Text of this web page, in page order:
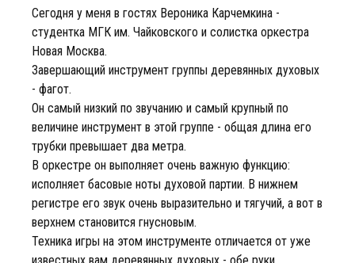
Сегодня у меня в гостях Вероника Карчемкина -
студентка МГК им. Чайковского и солистка оркестра
Новая Москва.
Завершающий инструмент группы деревянных духовых
- фагот.
Он самый низкий по звучанию и самый крупный по
величине инструмент в этой группе - общая длина его
трубки превышает два метра.
В оркестре он выполняет очень важную функцию:
исполняет басовые ноты духовой партии. В нижнем
регистре его звук очень выразительно и тягучий, а вот в
верхнем становится гнусновым.
Техника игры на этом инструменте отличается от уже